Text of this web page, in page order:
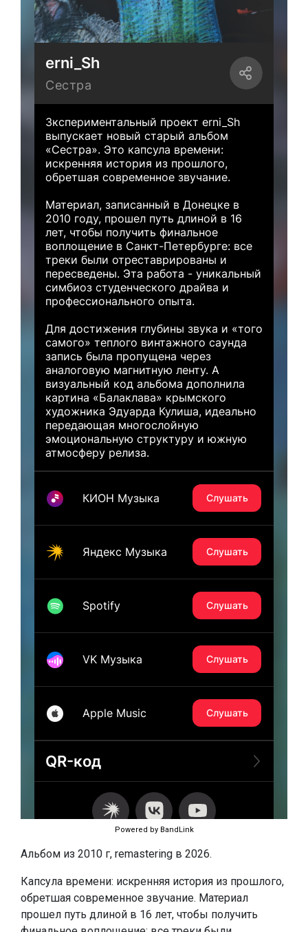
Powered by BandLink
Альбом из 2010 г, remastering в 2026.
Капсула времени: искренняя история из прошлого,
обретшая современное звучание. Материал
прошел путь длиной в 16 лет, чтобы получить